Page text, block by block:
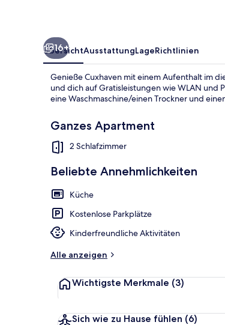
16+
ÜbersichtAusstattungLageRichtlinien
Genieße Cuxhaven mit einem Aufenthalt im
und dich auf Gratisleistungen wie WLAN und
eine Waschmaschine/einen Trockner und
Ganzes Apartment
2 Schlafzimmer
Beliebte Annehmlichkeiten
Küche
Kostenlose Parkplätze
Kinderfreundliche Aktivitäten
Alle anzeigen
Wichtigste Merkmale (3)
Sich wie zu Hause fühlen (6)